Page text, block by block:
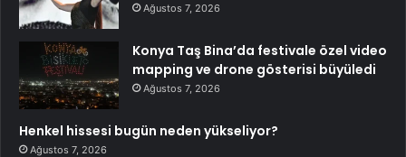
Ağustos 7, 2026
Konya Taş Bina’da festivale özel video
mapping ve drone gösterisi büyüledi
Ağustos 7, 2026
Henkel hissesi bugün neden yükseliyor?
Ağustos 7, 2026